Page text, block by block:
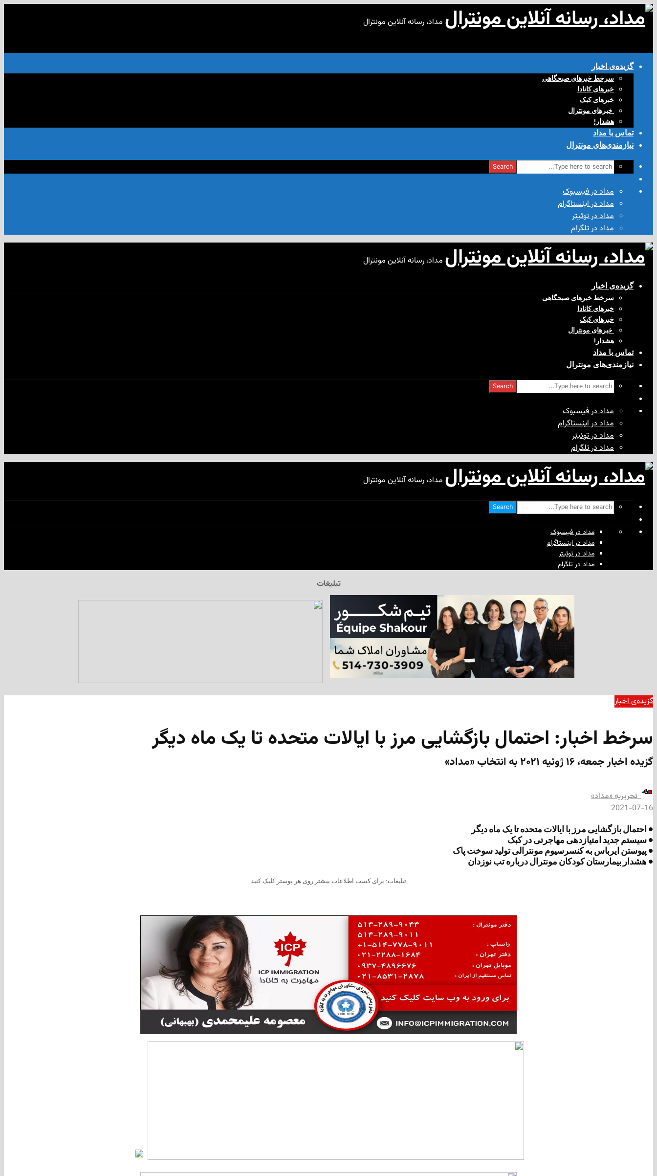
مداد، رسانه آنلاین مونترال
گزیده‌ی‌ اخبار
سرخط خبرهای صبحگاهی
خبرهای کانادا
خبرهای کبک
‌ خبرهای مونترال
هشدار!
تماس با مداد
نیازمندی‌های مونترال
Search
مداد در فیسبوک
مداد در اینستاگرام
مداد در توئیتر
مداد در تلگرام
مداد، رسانه آنلاین مونترال
گزیده‌ی‌ اخبار
سرخط خبرهای صبحگاهی
خبرهای کانادا
خبرهای کبک
‌ خبرهای مونترال
هشدار!
تماس با مداد
نیازمندی‌های مونترال
Search
مداد در فیسبوک
مداد در اینستاگرام
مداد در توئیتر
مداد در تلگرام
مداد، رسانه آنلاین مونترال
Search
مداد در فیسبوک
مداد در اینستاگرام
مداد در توئیتر
مداد در تلگرام
تبلیغات
گزیده‌ی‌ اخبار
سرخط اخبار: احتمال بازگشایی مرز با ایالات متحده تا یک ماه دیگر
گزیده اخبار جمعه، ۱۶ ژوئیه ۲۰۲۱ به انتخاب «مداد»
‌ تحریریه «مداد»
2021-07-16
• احتمال بازگشایی مرز با ایالات متحده تا یک ماه دیگر
• سیستم جدید امتیازدهی مهاجرتی در کبک
• پیوستن ایرباس به کنسرسیوم مونترالی تولید سوخت پاک
• هشدار بیمارستان کودکان مونترال درباره تب نوزدان
تبلیغات: برای کسب اطلاعات بیشتر روی هر پوستر کلیک کنید